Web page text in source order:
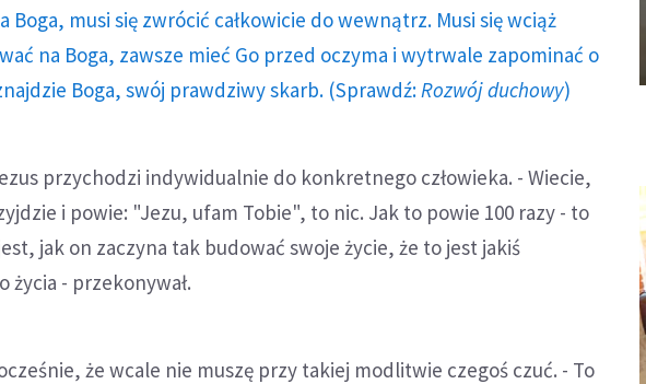
Boga, musi się zwrócić całkowicie do wewnątrz. Musi się wciąż
na Boga, zawsze mieć Go przed oczyma i wytrwale zapominać o
Boga, swój prawdziwy skarb. (Sprawdź: Rozwój duchowy)
przychodzi indywidualnie do konkretnego człowieka. - Wiecie,
i powie: "Jezu, ufam Tobie", to nic. Jak to powie 100 razy - to
jak on zaczyna tak budować swoje życie, że to jest jakiś
- przekonywał.
że wcale nie muszę przy takiej modlitwie czegoś czuć. - To